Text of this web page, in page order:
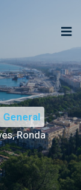
General
Ronda